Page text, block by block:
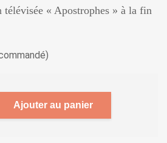
télévisée « Apostrophes » à la fin
Ajouter au panier